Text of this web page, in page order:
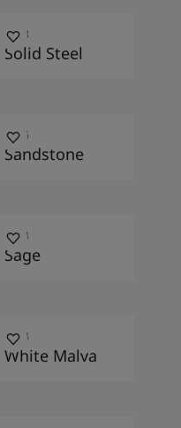
9928
Solid Steel
2496
Sandstone
8294
Sage
3144
White Malva